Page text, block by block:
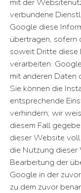
verbundene
Google diese
übertragen, sofern
soweit Dritte
verarbeiten.
mit anderen Daten
Sie können die
entsprechende
verhindern; wir
diesem Fall
dieser Website
die Nutzung dieser
Bearbeitung der
Google in der
zu dem zuvor